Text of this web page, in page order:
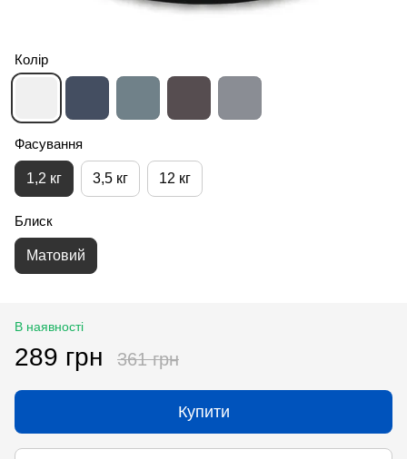
Колір
Фасування
1,2 кг 3,5 кг 12 кг
Блиск
Матовий
В наявності
289 грн 361 грн
Купити